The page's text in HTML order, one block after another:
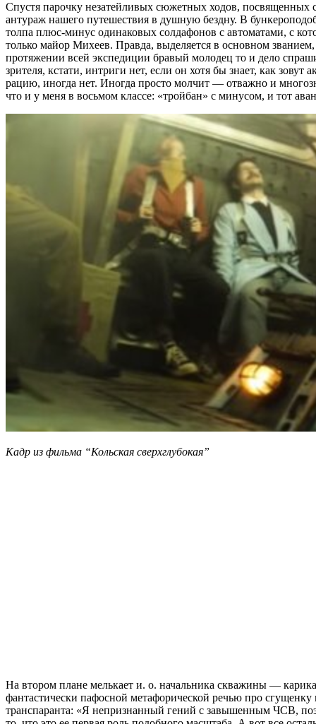
Спустя парочку незатейливых сюжетных ходов,
антураж нашего путешествия в душную бездну. В
толпа плюс-минус одинаковых солдафонов с автоматами, с
только майор Михеев. Правда, выделяется в основном
протяжении всей экспедиции бравый молодец то и дело
зрителя, кстати, интриги нет, если он хотя бы знает, как
рацию, иногда нет. Иногда просто молчит — отважно и
что и у меня в восьмом классе: «тройбан» с минусом, и тот
Кадр из фильма “Кольская сверхглубокая”
На втором плане мелькает и. о. начальника скважины —
фантастически пафосной метафорической речью про
транспаранта: «Я непризнанный гений с завышенным ЧСВ,